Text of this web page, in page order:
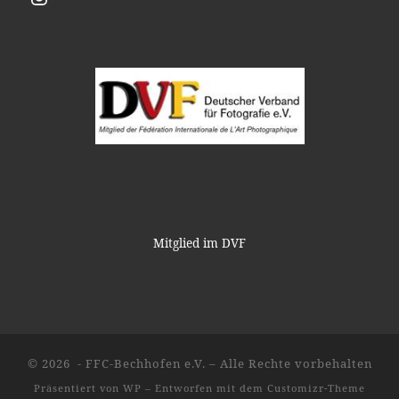
Mitglied im DVF
© 2026 - FFC-Bechhofen e.V. – Alle Rechte vorbehalten
Präsentiert von WP – Entworfen mit dem Customizr-Theme